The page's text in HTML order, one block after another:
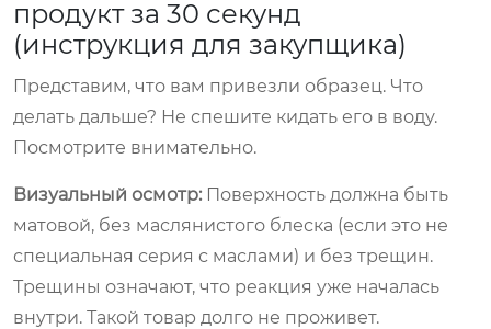
продукт за 30 секунд
(инструкция для закупщика)
Представим, что вам привезли образец. Что
делать дальше? Не спешите кидать его в воду.
Посмотрите внимательно.
Визуальный осмотр: Поверхность должна быть
матовой, без маслянистого блеска (если это не
специальная серия с маслами) и без трещин.
Трещины означают, что реакция уже началась
внутри. Такой товар долго не проживет.